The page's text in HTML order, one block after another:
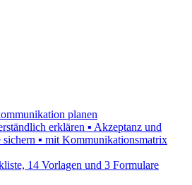
planen
erklären ▪ Akzeptanz und
▪ mit Kommunikationsmatrix
14 Vorlagen und 3 Formulare